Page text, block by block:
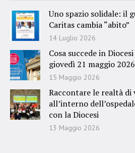
Uno spazio solidale: il
Caritas cambia “abito”
14 Luglio 2026
Cosa succede in
giovedì 21 maggio 2026
15 Maggio 2026
Raccontare le realtà
all’interno
con la Diocesi
13 Maggio 2026